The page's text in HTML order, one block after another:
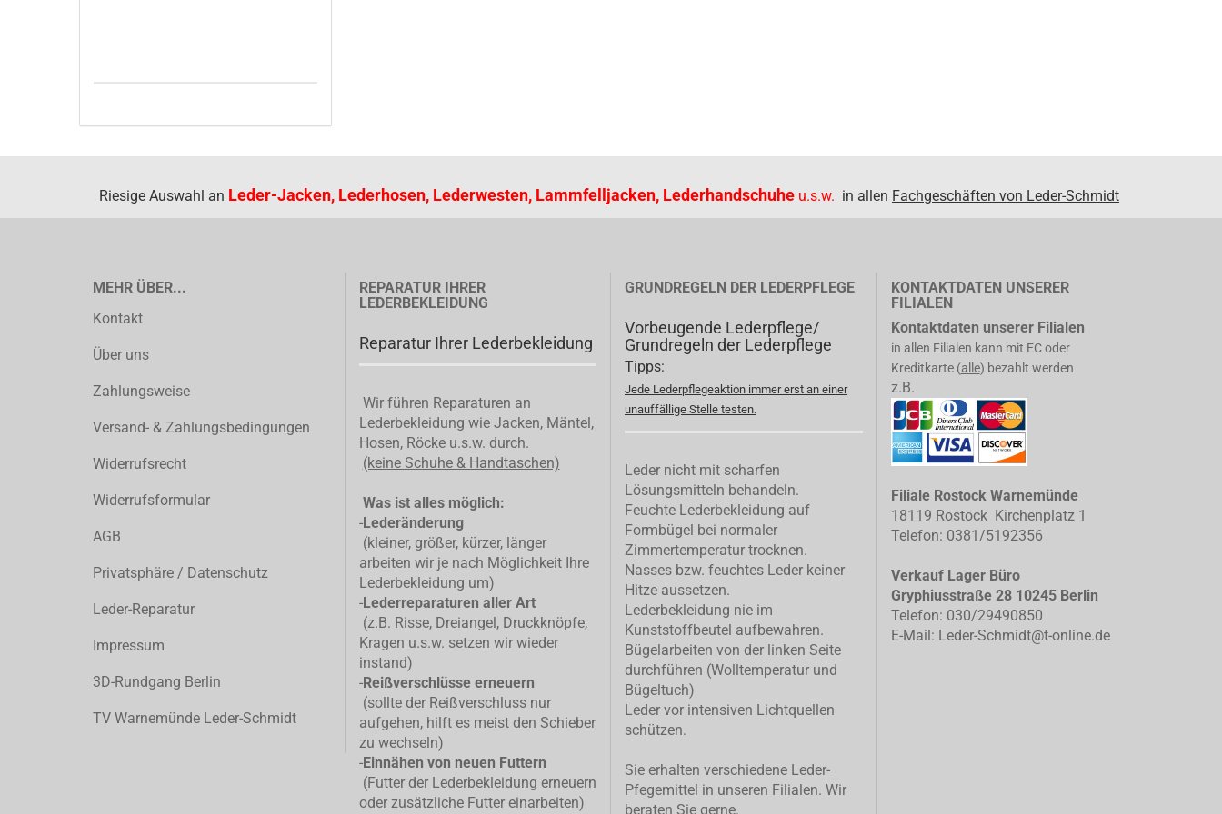
Riesige Auswahl an Leder-Jacken, Lederhosen, Lederwesten, Lammfelljacken, Lederhandschuhe u.s.w. in allen Fachgeschäften von Leder-Schmidt
MEHR ÜBER...
Kontakt
Über uns
Zahlungsweise
Versand- & Zahlungsbedingungen
Widerrufsrecht
Widerrufsformular
AGB
Privatsphäre / Datenschutz
Leder-Reparatur
Impressum
3D-Rundgang Berlin
TV Warnemünde Leder-Schmidt
REPARATUR IHRER
LEDERBEKLEIDUNG
Reparatur Ihrer Lederbekleidung
Wir führen Reparaturen an
Lederbekleidung wie Jacken, Mäntel,
Hosen, Röcke u.s.w. durch.
(keine Schuhe & Handtaschen)
Was ist alles möglich:
-Lederänderung
(kleiner, größer, kürzer, länger
arbeiten wir je nach Möglichkeit Ihre
Lederbekleidung um)
-Lederreparaturen aller Art
(z.B. Risse, Dreiangel, Druckknöpfe,
Kragen u.s.w. setzen wir wieder
instand)
-Reißverschlüsse erneuern
(sollte der Reißverschluss nur
aufgehen, hilft es meist den Schieber
zu wechseln)
-Einnähen von neuen Futtern
(Futter der Lederbekleidung erneuern
oder zusätzliche Futter einarbeiten)
GRUNDREGELN DER LEDERPFLEGE
Vorbeugende Lederpflege/
Grundregeln der Lederpflege
Tipps:
Jede Lederpflegeaktion immer erst an einer
unauffällige Stelle testen.
Leder nicht mit scharfen
Lösungsmitteln behandeln.
Feuchte Lederbekleidung auf
Formbügel bei normaler
Zimmertemperatur trocknen.
Nasses bzw. feuchtes Leder keiner
Hitze aussetzen.
Lederbekleidung nie im
Kunststoffbeutel aufbewahren.
Bügelarbeiten von der linken Seite
durchführen (Wolltemperatur und
Bügeltuch)
Leder vor intensiven Lichtquellen
schützen.
Sie erhalten verschiedene Leder-
Pfegemittel in unseren Filialen. Wir
beraten Sie gerne.
KONTAKTDATEN UNSERER
FILIALEN
Kontaktdaten unserer Filialen
in allen Filialen kann mit EC oder
Kreditkarte (alle) bezahlt werden
z.B.
Filiale Rostock Warnemünde
18119 Rostock Kirchenplatz 1
Telefon: 0381/5192356
Verkauf Lager Büro
Gryphiusstraße 28 10245 Berlin
Telefon: 030/29490850
E-Mail: Leder-Schmidt@t-online.de